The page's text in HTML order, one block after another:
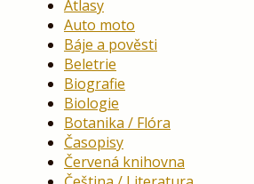
Atlasy
Auto moto
Báje a pověsti
Beletrie
Biografie
Biologie
Botanika / Flóra
Časopisy
Červená knihovna